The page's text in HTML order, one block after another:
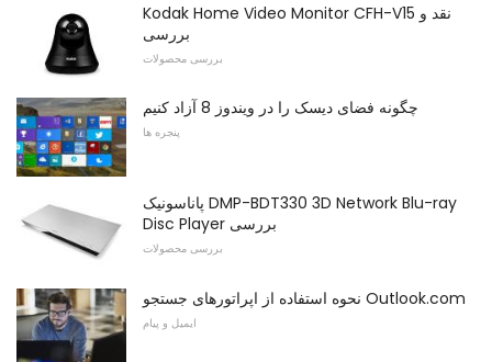
Kodak Home Video Monitor CFH-V15 نقد و
بررسی
بررسی محصولات
چگونه فضای دیسک را در ویندوز 8 آزاد کنیم
پنجره ها
پاناسونیک DMP-BDT330 3D Network Blu-ray
Disc Player بررسی
بررسی محصولات
نحوه استفاده از اپراتورهای جستجو Outlook.com
ایمیل و پیام